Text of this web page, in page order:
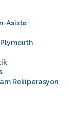
Asiste
Rekiperasyon